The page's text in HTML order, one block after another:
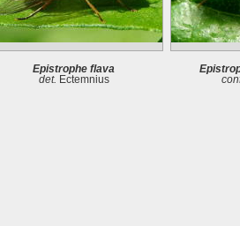
Epistrophe flava
det. Ectemnius